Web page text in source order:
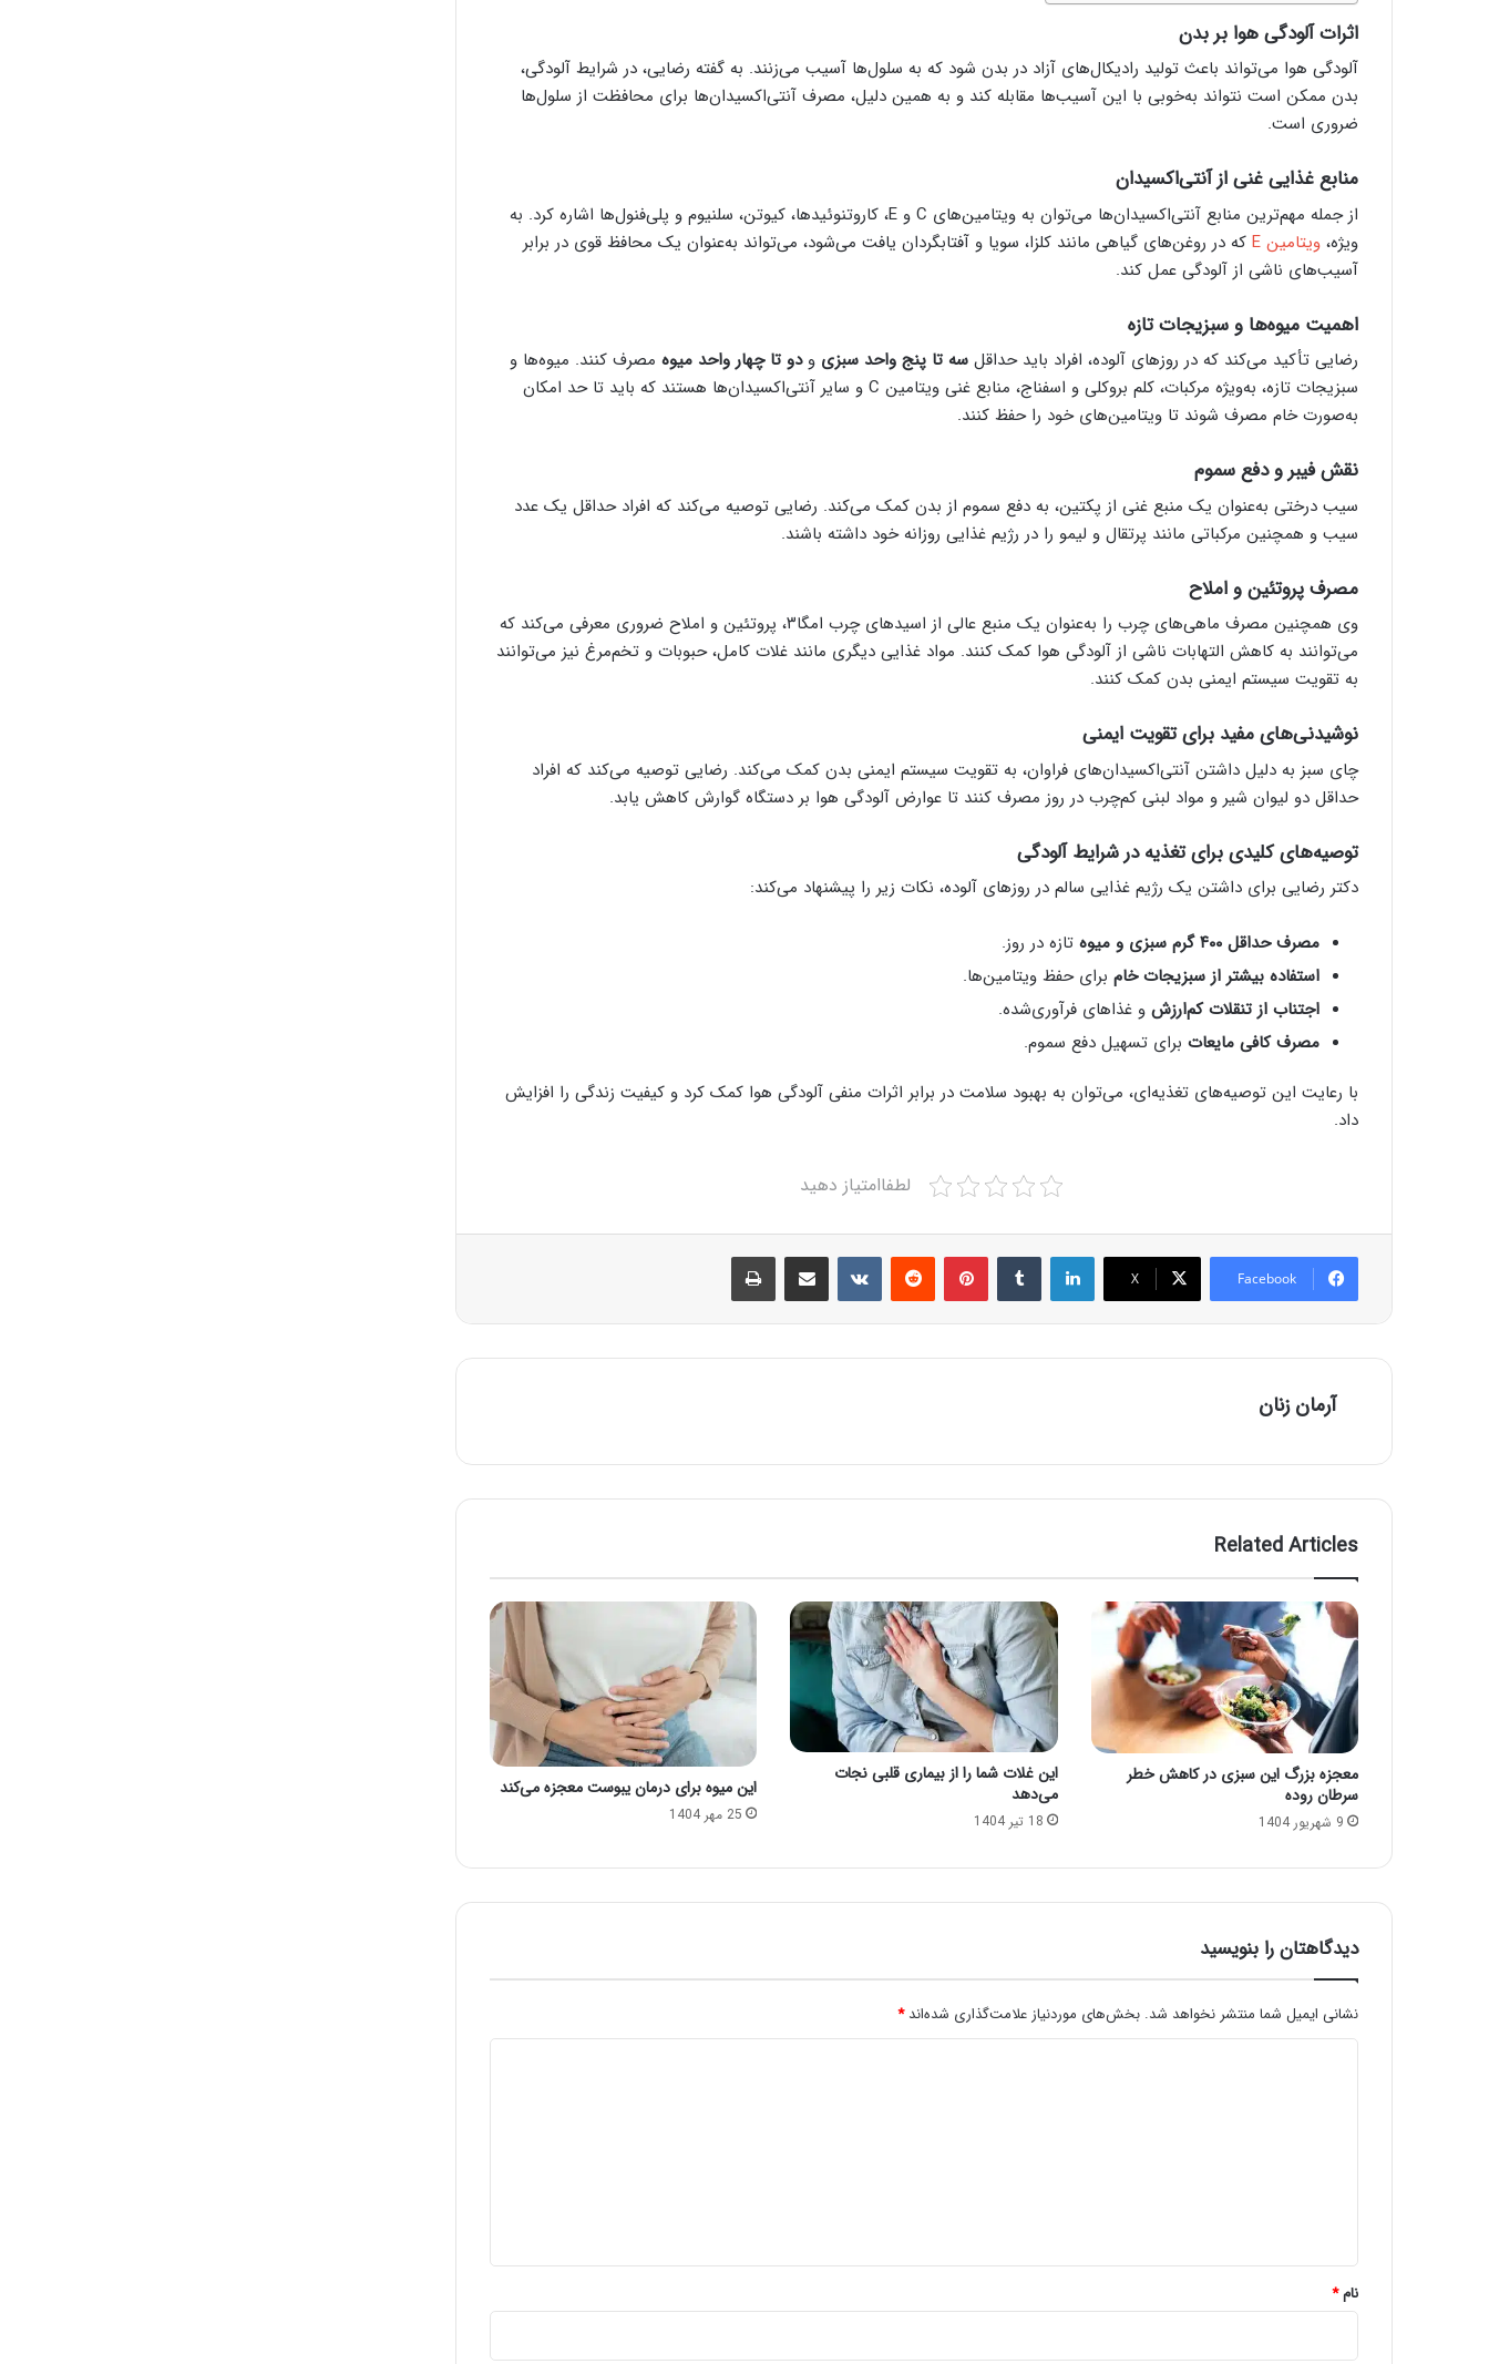
اثرات آلودگی هوا بر بدن
آلودگی هوا می‌تواند باعث تولید رادیکال‌های آزاد در بدن شود که به سلول‌ها آسیب می‌زنند. به گفته رضایی، در شرایط آلودگی،
بدن ممکن است نتواند به‌خوبی با این آسیب‌ها مقابله کند و به همین دلیل، مصرف آنتی‌اکسیدان‌ها برای محافظت از سلول‌ها
ضروری است.
منابع غذایی غنی از آنتی‌اکسیدان
از جمله مهم‌ترین منابع آنتی‌اکسیدان‌ها می‌توان به ویتامین‌های C و E، کاروتنوئیدها، کیوتن، سلنیوم و پلی‌فنول‌ها اشاره کرد. به
ویژه، ویتامین E
که در روغن‌های گیاهی مانند کلزا، سویا و آفتابگردان یافت می‌شود، می‌تواند به‌عنوان یک محافظ قوی در برابر
آسیب‌های ناشی از آلودگی عمل کند.
اهمیت میوه‌ها و سبزیجات تازه
رضایی تأکید می‌کند که در روزهای آلوده، افراد باید حداقل سه تا پنج واحد سبزی ودو تا چهار واحد میوه مصرف کنند. میوه‌ها و
سبزیجات تازه، به‌ویژه مرکبات، کلم بروکلی و اسفناج، منابع غنی ویتامین C و سایر آنتی‌اکسیدان‌ها هستند که باید تا حد امکان
به‌صورت خام مصرف شوند تا ویتامین‌های خود را حفظ کنند.
نقش فیبر و دفع سموم
سیب درختی به‌عنوان یک منبع غنی از پکتین، به دفع سموم از بدن کمک می‌کند. رضایی توصیه می‌کند که افراد حداقل یک عدد
سیب و همچنین مرکباتی مانند پرتقال و لیمو را در رژیم غذایی روزانه خود داشته باشند.
مصرف پروتئین و املاح
وی همچنین مصرف ماهی‌های چرب را به‌عنوان یک منبع عالی از اسیدهای چرب امگا۳، پروتئین و املاح ضروری معرفی می‌کند که
می‌توانند به کاهش التهابات ناشی از آلودگی هوا کمک کنند. مواد غذایی دیگری مانند غلات کامل، حبوبات و تخم‌مرغ نیز می‌توانند
به تقویت سیستم ایمنی بدن کمک کنند.
نوشیدنی‌های مفید برای تقویت ایمنی
چای سبز به دلیل داشتن آنتی‌اکسیدان‌های فراوان، به تقویت سیستم ایمنی بدن کمک می‌کند. رضایی توصیه می‌کند که افراد
حداقل دو لیوان شیر و مواد لبنی کم‌چرب در روز مصرف کنند تا عوارض آلودگی هوا بر دستگاه گوارش کاهش یابد.
توصیه‌های کلیدی برای تغذیه در شرایط آلودگی
دکتر رضایی برای داشتن یک رژیم غذایی سالم در روزهای آلوده، نکات زیر را پیشنهاد می‌کند:
مصرف حداقل ۴۰۰ گرم سبزی و میوه
تازه در روز.
استفاده بیشتر از سبزیجات خام برای حفظ ویتامین‌ها.
اجتناب از تنقلات کم‌ارزش و غذاهای فرآوری‌شده.
مصرف کافی مایعات برای تسهیل دفع سموم.
با رعایت این توصیه‌های تغذیه‌ای، می‌توان به بهبود سلامت در برابر اثرات منفی آلودگی هوا کمک کرد و کیفیت زندگی را افزایش
داد.
لطفاامتیاز دهید
Facebook
X
LinkedIn
Tumblr
Pinterest
Reddit
VKontakte
Share via Email
Print
آرمان زنان
Related Articles
معجزه بزرگ این سبزی در کاهش خطر
سرطان روده
9 شهریور 1404
این غلات شما را از بیماری قلبی نجات
می‌دهد
18 تیر 1404
این میوه برای درمان یبوست معجزه می‌کند
25 مهر 1404
دیدگاهتان را بنویسید
نشانی ایمیل شما منتشر نخواهد شد. بخش‌های موردنیاز علامت‌گذاری شده‌اند*
نام*